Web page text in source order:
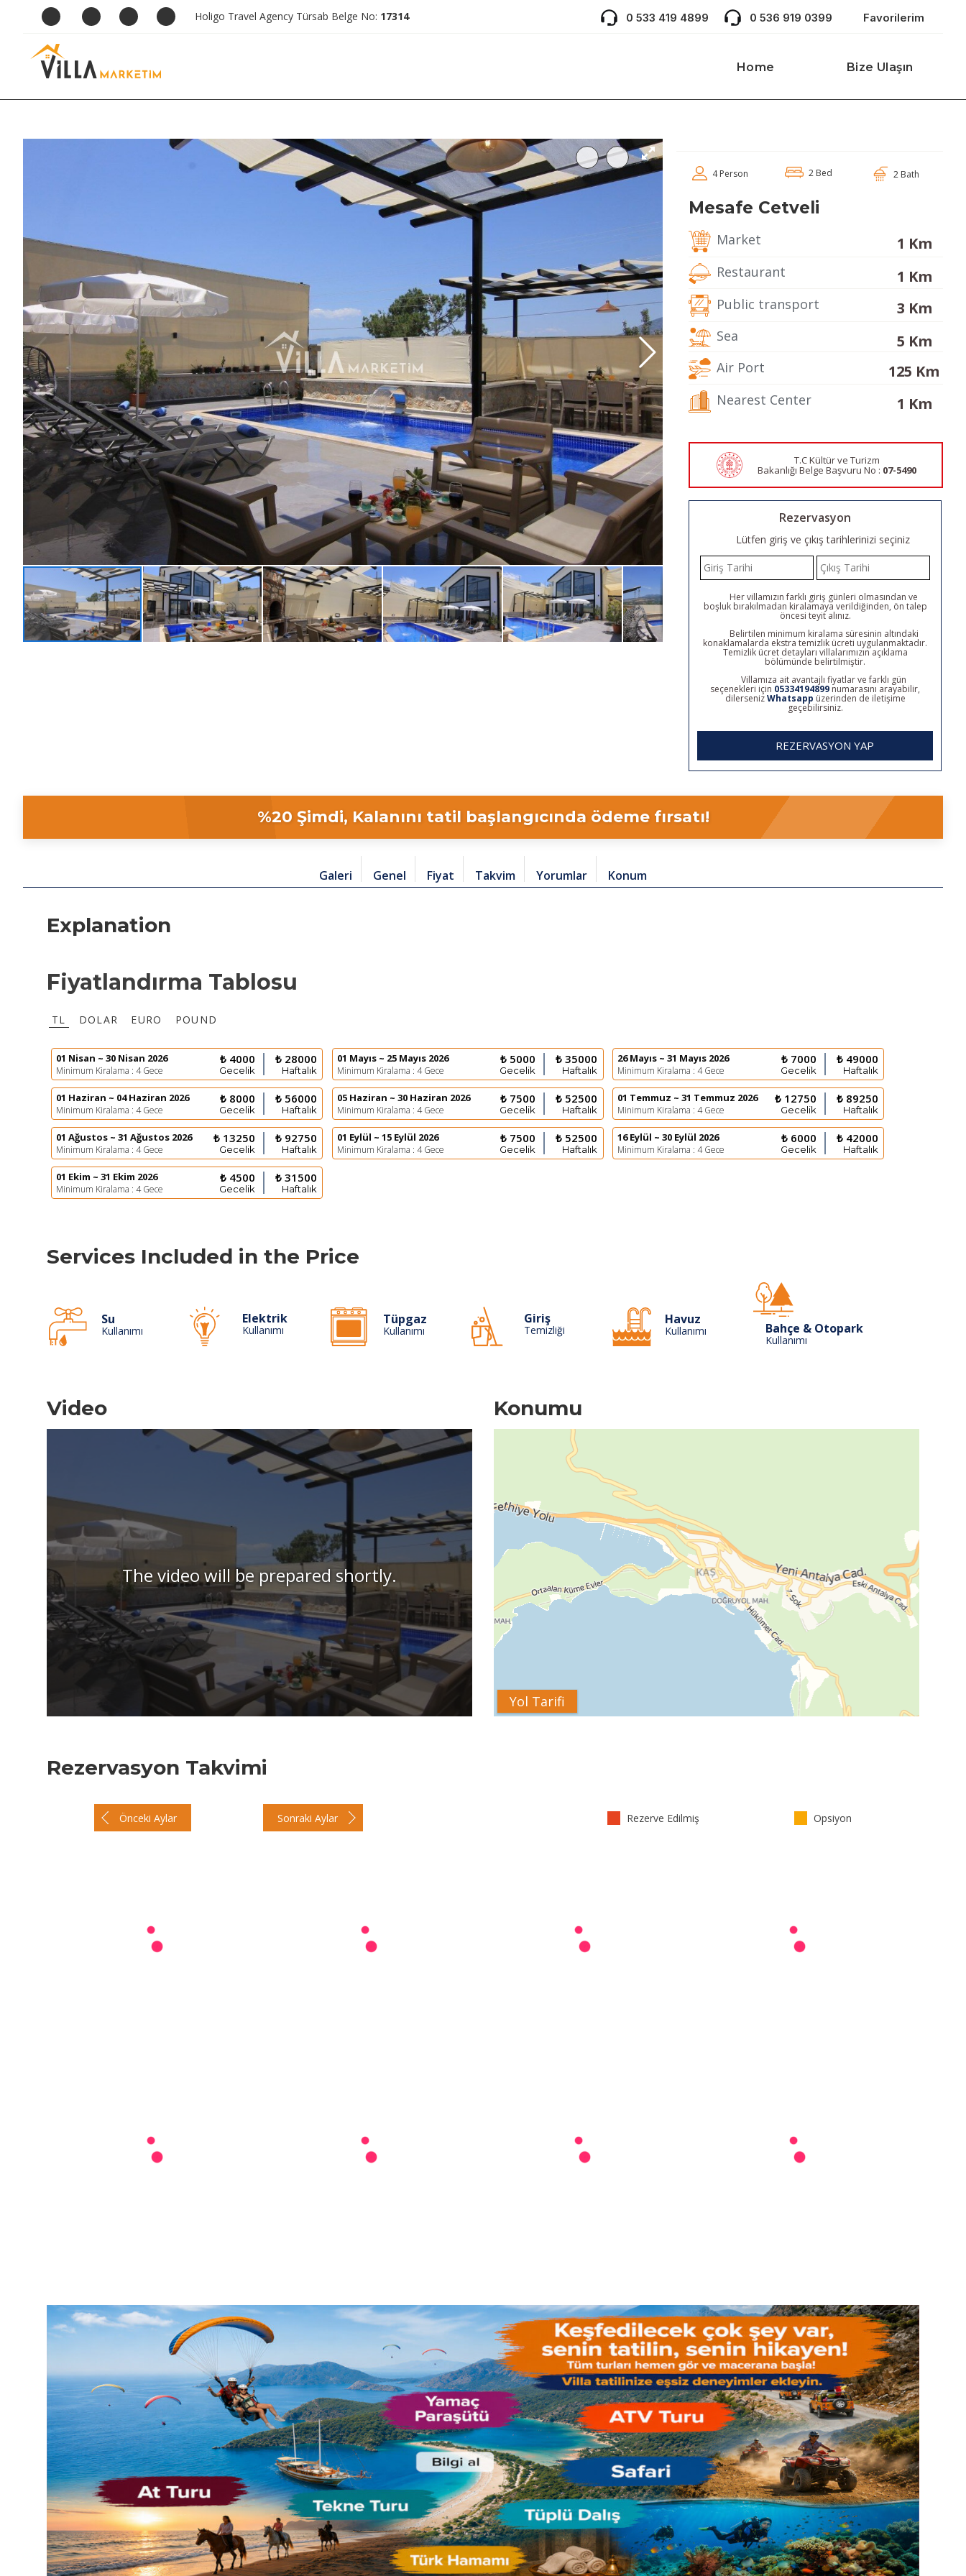
Holigo Travel Agency Türsab Belge No: 17314 0 533 419 4899 0 536 919 0399 Favorilerim
Home Bize Ulaşın
4 Person 2 Bed 2 Bath
Mesafe Cetveli
Market 1 Km
Restaurant 1 Km
Public transport 3 Km
Sea 5 Km
Air Port 125 Km
Nearest Center 1 Km
T.C Kültür ve Turizm
Bakanlığı Belge Başvuru No : 07-5490
Rezervasyon
Lütfen giriş ve çıkış tarihlerinizi seçiniz
Her villamızın farklı giriş günleri olmasından ve
boşluk bırakılmadan kiralamaya verildiğinden, ön talep
öncesi teyit alınız.
Belirtilen minimum kiralama süresinin altındaki
konaklamalarda ekstra temizlik ücreti uygulanmaktadır.
Temizlik ücret detayları villalarımızın açıklama
bölümünde belirtilmiştir.
Villamıza ait avantajlı fiyatlar ve farklı gün
seçenekleri için 05334194899 numarasını arayabilir,
dilersenizWhatsapp üzerinden de iletişime
geçebilirsiniz.
REZERVASYON YAP
%20 Şimdi, Kalanını tatil başlangıcında ödeme fırsatı!
Galeri Genel Fiyat Takvim Yorumlar Konum
Explanation
Fiyatlandırma Tablosu
TL DOLAR EURO POUND
01 Nisan ~ 30 Nisan 2026
Minimum Kiralama : 4 Gece
₺ 4000
Gecelik
₺ 28000
Haftalık
01 Mayıs ~ 25 Mayıs 2026
Minimum Kiralama : 4 Gece
₺ 5000
Gecelik
₺ 35000
Haftalık
26 Mayıs ~ 31 Mayıs 2026
Minimum Kiralama : 4 Gece
₺ 7000
Gecelik
₺ 49000
Haftalık
01 Haziran ~ 04 Haziran 2026
Minimum Kiralama : 4 Gece
₺ 8000
Gecelik
₺ 56000
Haftalık
05 Haziran ~ 30 Haziran 2026
Minimum Kiralama : 4 Gece
₺ 7500
Gecelik
₺ 52500
Haftalık
01 Temmuz ~ 31 Temmuz 2026
Minimum Kiralama : 4 Gece
₺ 12750
Gecelik
₺ 89250
Haftalık
01 Ağustos ~ 31 Ağustos 2026
Minimum Kiralama : 4 Gece
₺ 13250
Gecelik
₺ 92750
Haftalık
01 Eylül ~ 15 Eylül 2026
Minimum Kiralama : 4 Gece
₺ 7500
Gecelik
₺ 52500
Haftalık
16 Eylül ~ 30 Eylül 2026
Minimum Kiralama : 4 Gece
₺ 6000
Gecelik
₺ 42000
Haftalık
01 Ekim ~ 31 Ekim 2026
Minimum Kiralama : 4 Gece
₺ 4500
Gecelik
₺ 31500
Haftalık
Services Included in the Price
Su
Kullanımı
Elektrik
Kullanımı
Tüpgaz
Kullanımı
Giriş
Temizliği
Havuz
Kullanımı Bahçe & Otopark
Kullanımı
Video
The video will be prepared shortly.
Konumu
Yol Tarifi
Rezervasyon Takvimi
Önceki Aylar Sonraki Aylar Rezerve Edilmiş Opsiyon